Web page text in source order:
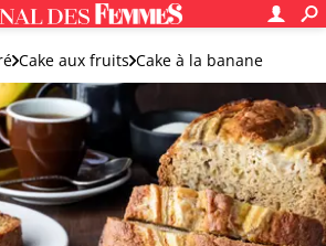
Cake aux fruits Cake à la banane